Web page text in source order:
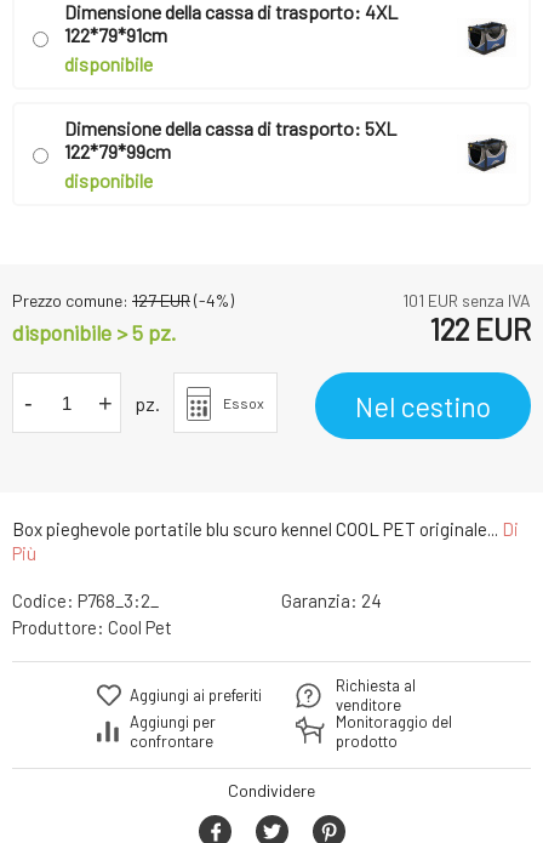
Box pieghevole portatile blu scuro kennel COOL PET originale... Di
Più
Dimensione della cassa di trasporto: 4XL
122*79*91cm
disponibile
Dimensione della cassa di trasporto: 5XL
122*79*99cm
disponibile
Prezzo comune: 127EUR(-4%) 101 EUR senza IVA
disponibile > 5 pz. 122 EUR
- + pz. Essox Nel cestino
Codice: P768_3:2_ Garanzia: 24
Produttore: Cool Pet
Aggiungi ai preferiti
Aggiungi per
confrontare
Richiesta al
venditore
Monitoraggio del
prodotto
Condividere